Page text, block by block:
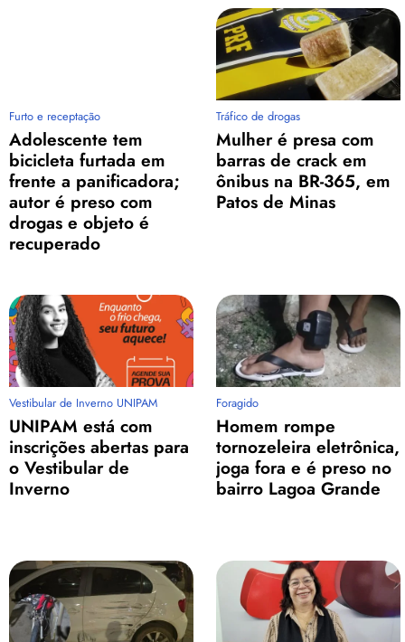
Furto e receptação
Adolescente tem
bicicleta furtada em
frente a panificadora;
autor é preso com
drogas e objeto é
recuperado
Tráfico de drogas
Mulher é presa com
barras de crack em
ônibus na BR-365, em
Patos de Minas
Vestibular de Inverno UNIPAM
UNIPAM está com
inscrições abertas para
o Vestibular de
Inverno
Foragido
Homem rompe
tornozeleira eletrônica,
joga fora e é preso no
bairro Lagoa Grande